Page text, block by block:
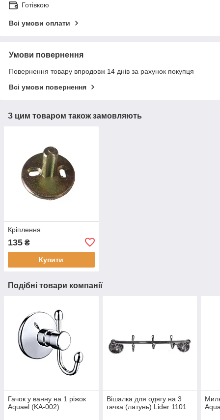
Готівкою
Всі умови оплати
Умови повернення
Повернення товару впродовж 14 днів за рахунок покупця
Всі умови повернення
З цим товаром також замовляють
Кріплення
135 ₴
Купити
Подібні товари компанії
Гачок у ванну на 1 ріжок
Aquael (KA-002)
Вішалка для одягу на 3
гачка (латунь) Lider 1101